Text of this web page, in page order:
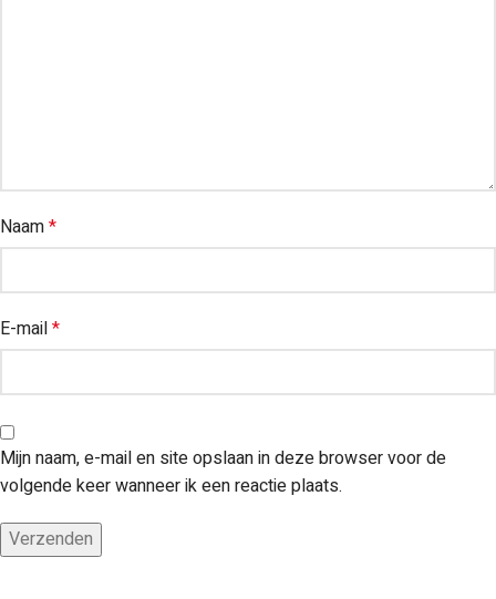
Naam*
E-mail*
Mijn naam, e-mail en site opslaan in deze browser voor de
volgende keer wanneer ik een reactie plaats.